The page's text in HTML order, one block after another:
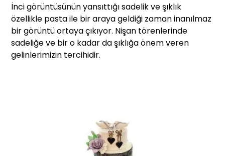
İnci görüntüsünün yansıttığı sadelik ve şıklık
özellikle pasta ile bir araya geldiği zaman inanılmaz
bir görüntü ortaya çıkıyor. Nişan törenlerinde
sadeliğe ve bir o kadar da şıklığa önem veren
gelinlerimizin tercihidir.